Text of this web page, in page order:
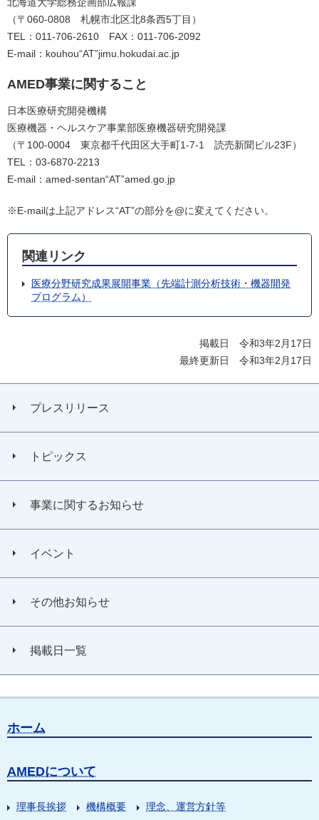
（〒060-0808 札幌市北区北8条西5丁目）
TEL：011-706-2610 FAX：011-706-2092
E-mail：kouhou“AT”jimu.hokudai.ac.jp
AMED事業に関すること
日本医療研究開発機構
医療機器・ヘルスケア事業部医療機器研究開発課
（〒100-0004 東京都千代田区大手町1-7-1 読売新聞ビル23F）
TEL：03-6870-2213
E-mail：amed-sentan“AT”amed.go.jp
※E-mailは上記アドレス“AT”の部分を@に変えてください。
関連リンク
医療分野研究成果展開事業（先端計測分析技術・機器開発
プログラム）
掲載日 令和3年2月17日
最終更新日 令和3年2月17日
プレスリリース
トピックス
事業に関するお知らせ
イベント
その他お知らせ
掲載日一覧
ホーム
AMEDについて
理事長挨拶 機構概要
理念、運営方針等